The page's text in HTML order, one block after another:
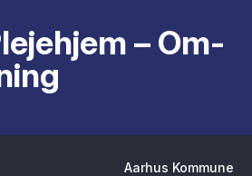
– Om-
Aarhus Kommune